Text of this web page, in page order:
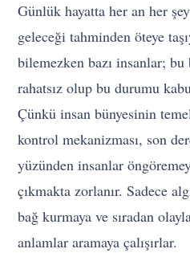
Günlük hayatta her an her
geleceği tahminden öteye
bilemezken bazı insanlar;
rahatsız olup bu durumu
Çünkü insan bünyesinin
kontrol mekanizması, son
yüzünden insanlar
çıkmakta zorlanır. Sadece
bağ kurmaya ve sıradan
anlamlar aramaya çalışırlar.